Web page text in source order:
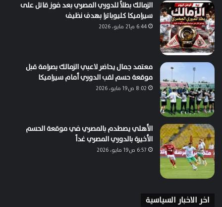
الزمالك بطلاً للدوري المصري بعد فوز قاتل على
سيراميكا كليوباترا بهدف نظيف
6:44 م21 مايو، 2026
معتمد جمال يحاضر لاعبي الزمالك بصرامة قبل
موقعة حسم لقب الدوري أمام سيراميكا
8:02 ص19 مايو، 2026
الأهلي يصطدم بالمصري في موقعة الحسم
الأخيرة بالدوري المصري غداً
6:57 ص19 مايو، 2026
اخر الاخبار السياسية